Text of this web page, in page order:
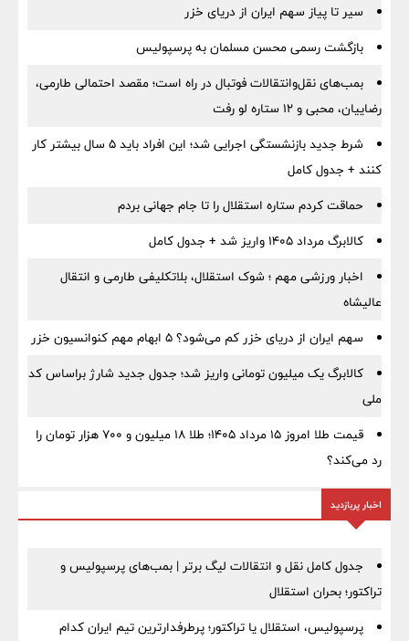
سیر تا پیاز سهم ایران از دریای خزر
بازگشت رسمی محسن مسلمان به پرسپولیس
بمب‌های نقل‌وانتقالات فوتبال در راه است؛ مقصد احتمالی طارمی،
رضاییان، محبی و ۱۲ ستاره لو رفت
شرط جدید بازنشستگی اجرایی شد؛ این افراد باید ۵ سال بیشتر کار
کنند + جدول کامل
حماقت کردم ستاره استقلال را تا جام جهانی بردم
کالابرگ مرداد ۱۴۰۵ واریز شد + جدول کامل
اخبار ورزشی مهم ؛ شوک استقلال، بلاتکلیفی طارمی و انتقال
عالیشاه
سهم ایران از دریای خزر کم می‌شود؟ ۵ ابهام مهم کنوانسیون خزر
کالابرگ یک میلیون تومانی واریز شد؛ جدول جدید شارژ براساس کد
ملی
قیمت طلا امروز ۱۵ مرداد ۱۴۰۵؛ طلا ۱۸ میلیون و ۷۰۰ هزار تومان را
رد می‌کند؟
اخبار پربازدید
جدول کامل نقل و انتقالات لیگ برتر | بمب‌های پرسپولیس و
تراکتور؛ بحران استقلال
پرسپولیس، استقلال یا تراکتور؛ پرطرفدارترین تیم ایران کدام